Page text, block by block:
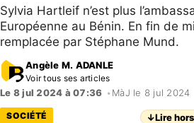
Sylvia Hartleif n’est plus
Européenne au Bénin. En fin de
remplacée par Stéphane Mund.
Angèle M. ADANLE
Voir tous ses articles
Le 8 jul 2024 à 07:36 • MàJ le 8 jul 2024
SOCIÉTÉ ↓Lire